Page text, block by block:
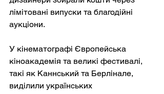
лімітовані випуски та благодійні
аукціони.
У кінематографі Європейська
кіноакадемія та великі фестивалі,
такі як Каннський та Берлінале,
виділили українських